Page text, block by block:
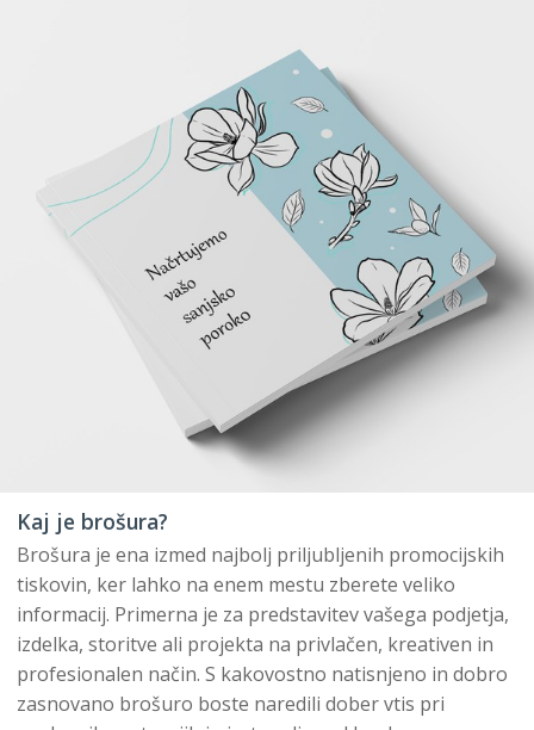
Kaj je brošura?
Brošura je ena izmed najbolj priljubljenih promocijskih
tiskovin, ker lahko na enem mestu zberete veliko
informacij. Primerna je za predstavitev vašega podjetja,
izdelka, storitve ali projekta na privlačen, kreativen in
profesionalen način. S kakovostno natisnjeno in dobro
zasnovano brošuro boste naredili dober vtis pri